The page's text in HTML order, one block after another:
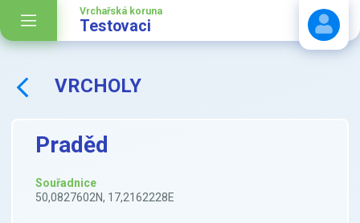
Vrchařská koruna
Testovaci
VRCHOLY
Praděd
Souřadnice
50,0827602N, 17,2162228E